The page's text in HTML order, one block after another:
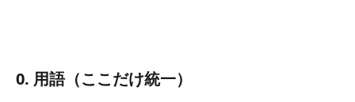
0. 用語（ここだけ統一）